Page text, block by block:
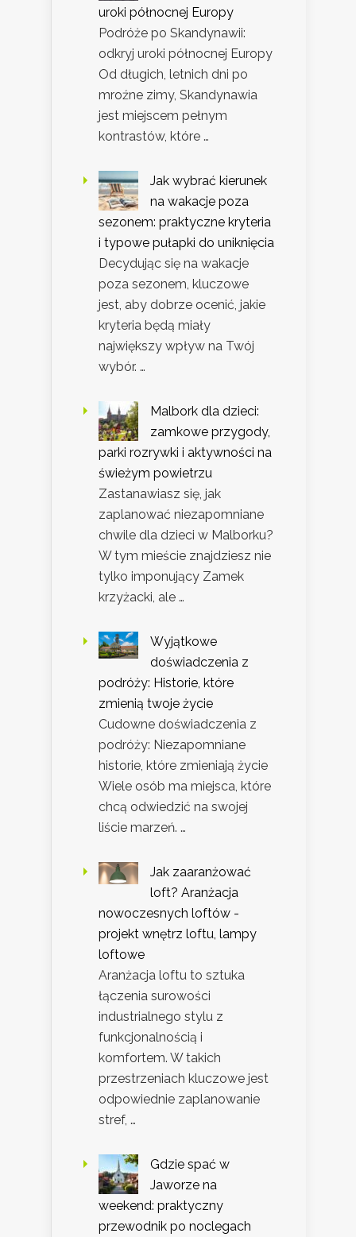
uroki północnej Europy
Podróże po Skandynawii:
odkryj uroki północnej Europy
Od długich, letnich dni po
mroźne zimy, Skandynawia
jest miejscem pełnym
kontrastów, które …
Jak wybrać kierunek
na wakacje poza
sezonem: praktyczne kryteria
i typowe pułapki do uniknięcia
Decydując się na wakacje
poza sezonem, kluczowe
jest, aby dobrze ocenić, jakie
kryteria będą miały
największy wpływ na Twój
wybór. …
Malbork dla dzieci:
zamkowe przygody,
parki rozrywki i aktywności na
świeżym powietrzu
Zastanawiasz się, jak
zaplanować niezapomniane
chwile dla dzieci w Malborku?
W tym mieście znajdziesz nie
tylko imponujący Zamek
krzyżacki, ale …
Wyjątkowe
doświadczenia z
podróży: Historie, które
zmienią twoje życie
Cudowne doświadczenia z
podróży: Niezapomniane
historie, które zmieniają życie
Wiele osób ma miejsca, które
chcą odwiedzić na swojej
liście marzeń. …
Jak zaaranżować
loft? Aranżacja
nowoczesnych loftów -
projekt wnętrz loftu, lampy
loftowe
Aranżacja loftu to sztuka
łączenia surowości
industrialnego stylu z
funkcjonalnością i
komfortem. W takich
przestrzeniach kluczowe jest
odpowiednie zaplanowanie
stref, …
Gdzie spać w
Jaworze na
weekend: praktyczny
przewodnik po noclegach